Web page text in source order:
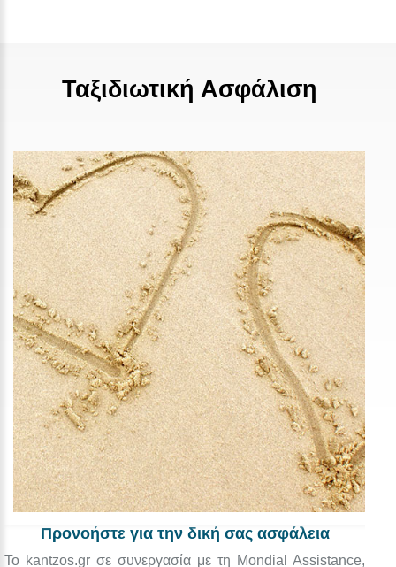
Ταξιδιωτική Ασφάλιση
Προνοήστε για την δική σας ασφάλεια
Το kantzos.gr σε συνεργασία με τη Mondial Assistance,